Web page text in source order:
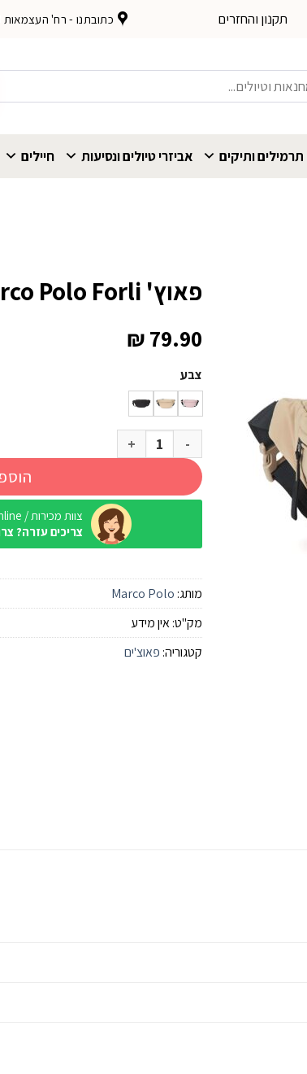
תקנון והחזרים כתובתנו - רח' העצמאות 53, חיפה
תרמילים ותיקים אביזרי טיולים ונסיעות חיילים
פאוץ' Marco Polo Forli
₪79.90
צבע
כמות של פאוץ' Marco Polo Forli
צוות מכירות / Online
צריכים עזרה?
מותג: Marco Polo
מק"ט:אין מידע
קטגוריה: פאוצ'ים